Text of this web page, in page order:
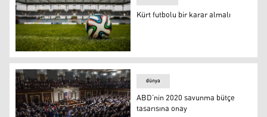
Kürt futbolu bir karar almalı
Kürt futbolu bir karar almalı
dünya
ABD’nin 2020 savunma bütçe
tasarısına onay